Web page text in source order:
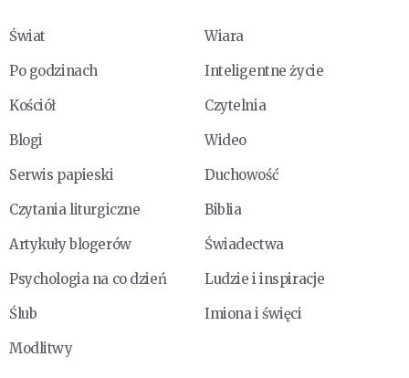
Świat
Wiara
Po godzinach
Inteligentne życie
Kościół
Czytelnia
Blogi
Wideo
Serwis papieski
Duchowość
Czytania liturgiczne
Biblia
Artykuły blogerów
Świadectwa
Psychologia na co dzień
Ludzie i inspiracje
Ślub
Imiona i święci
Modlitwy